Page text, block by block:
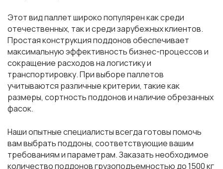
Этот вид паллет широко популярен как среди
отечественных, так и среди зарубежных клиентов.
Простая конструкция поддонов обеспечивает
максимальную эффективность бизнес-процессов и
сокращение расходов на логистику и
транспортировку. При выборе паллетов
учитываются различные критерии, такие как
размеры, сортность поддонов и наличие обрезанных
фасок.
Наши опытные специалисты всегда готовы помочь
вам выбрать поддоны, соответствующие вашим
требованиям и параметрам. Заказать необходимое
количество поддонов грузоподъемностью до 1500 кг